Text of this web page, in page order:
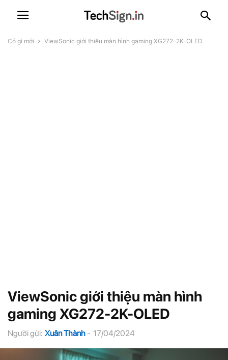
Có gì mới ViewSonic giới thiệu màn hình gaming XG272-2K-OLED
ViewSonic giới thiệu màn hình
gaming XG272-2K-OLED
Người gửi: Xuân Thành - 17/04/2024